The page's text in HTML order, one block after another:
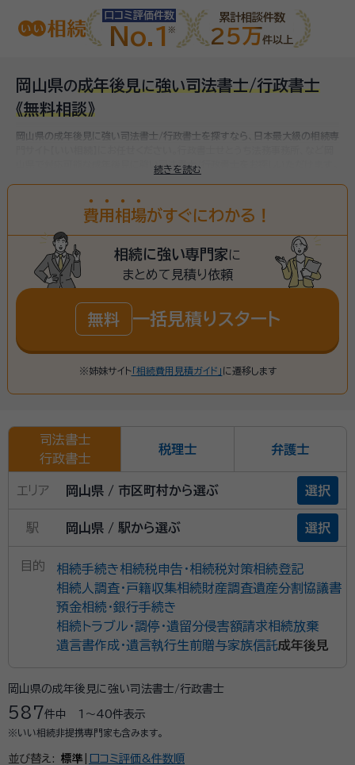
口コミ評価件数
No.1
累計相談件数
25万件以上
岡山県の成年後見 に強い司法書士/行政書士
《無料相談》
続きを読む
岡山県の成年後見に強い司法書士/行政書士を探すなら、日本最大級の相続専
山県で対応可能な成年後見に強い司法書士/行政書士をお探しいただけます。
費 用 相 場がすぐにわかる！
相続に強い専門家に
まとめて見積り依頼
無料 一括見積りスタート
※姉妹サイト「相続費用見積ガイド」 に遷移します
司法書士
行政書士
税理士 弁護士
エリア 岡山県 / 市区町村から選ぶ 選択
駅 岡山県 / 駅から選ぶ 選択
目的 相続手続き相続税申告・相続税対策相続登記
相続人調査・戸籍収集相続財産調査遺産分割協議書
預金相続・銀行手続き
相続トラブル・調停・遺留分侵害額請求相続放棄
遺言書作成・遺言執行生前贈与家族信託成年後見
岡山県の成年後見に強い司法書士/行政書士
587件中 1〜40件表示
※いい相続非提携専門家も含みます。
並び替え: 標準 口コミ評価&件数順